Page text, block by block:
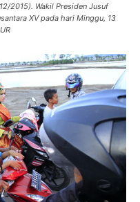
2015). Wakil Presiden Jusuf
XV pada hari Minggu, 13